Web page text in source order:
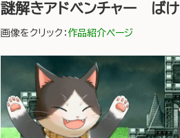
謎解きアドベンチャー ば
画像をクリック：作品紹介ページ